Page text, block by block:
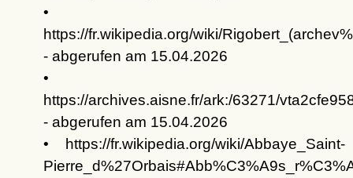
•
https://fr.wikipedia.org/wiki/
- abgerufen am 15.04.2026
•
https://archives.aisne.fr/ark:/63271/
- abgerufen am 15.04.2026
• https://fr.wikipedia.org/wiki/Abbaye_Saint-